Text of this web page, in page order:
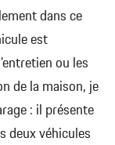
dans ce
est
ou les
de la maison, je
: il présente
deux véhicules